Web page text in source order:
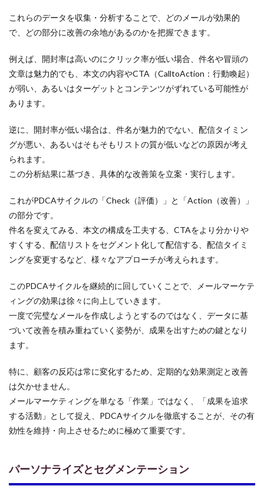
これらのデータを収集・分析することで、どのメールが効果的
で、どの部分に改善の余地があるのかを把握できます。
例えば、開封率は高いのにクリック率が低い場合、件名や冒頭の
文章は魅力的でも、本文の内容やCTA（CalltoAction：行動喚起）
が弱い、あるいはターゲットとコンテンツがずれている可能性が
あります。
逆に、開封率が低い場合は、件名が魅力的でない、配信タイミン
グが悪い、あるいはそもそもリストの質が低いなどの原因が考え
られます。
この分析結果に基づき、具体的な改善策を立案・実行します。
これがPDCAサイクルの「Check（評価）」と「Action（改善）」
の部分です。
件名を変えてみる、本文の構成を工夫する、CTAをより分かりや
すくする、配信リストをセグメント化して配信する、配信タイミ
ングを変更するなど、様々なアプローチが考えられます。
このPDCAサイクルを継続的に回していくことで、メールマーケテ
ィングの効果は徐々に向上していきます。
一度で完璧なメールを作成しようとするのではなく、データに基
づいて改善を積み重ねていく姿勢が、成果を出すための鍵となり
ます。
特に、顧客の反応は常に変化するため、定期的な効果測定と改善
は欠かせません。
メールマーケティングを単なる「作業」ではなく、「成果を追求
する活動」として捉え、PDCAサイクルを徹底することが、その有
効性を維持・向上させるために極めて重要です。
パーソナライズとセグメンテーション